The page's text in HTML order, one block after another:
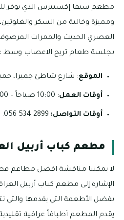
مطعم سيفا إكسبيرس الذي يوفر
ومميزة وخالية من السكر
العصري الحديث والممرات
بجلسة طعام تريح الاعصاب وسط
الموقع: شارع شاطئ جميرا،
أوقات العمل: 10:00 صباحاً – 10:00 مساءً (يومياً)
أوقات التواصل:
مطعم كباب أربيل
لا يمكننا مناقشة افضل مطاعم
الإشارة إلى مطعم كباب أربيل
بفضل الأطعمة التي يقدمها والتي
يقدم المطعم أطباقاً عراقية